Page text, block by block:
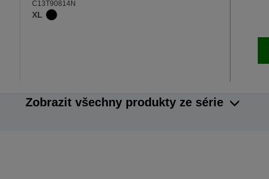
C13T90814N
XL
Zobrazit všechny produkty ze série